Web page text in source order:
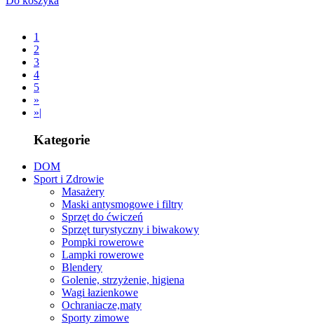
1
2
3
4
5
»
»|
Kategorie
DOM
Sport i Zdrowie
Masażery
Maski antysmogowe i filtry
Sprzęt do ćwiczeń
Sprzęt turystyczny i biwakowy
Pompki rowerowe
Lampki rowerowe
Blendery
Golenie, strzyżenie, higiena
Wagi łazienkowe
Ochraniacze,maty
Sporty zimowe